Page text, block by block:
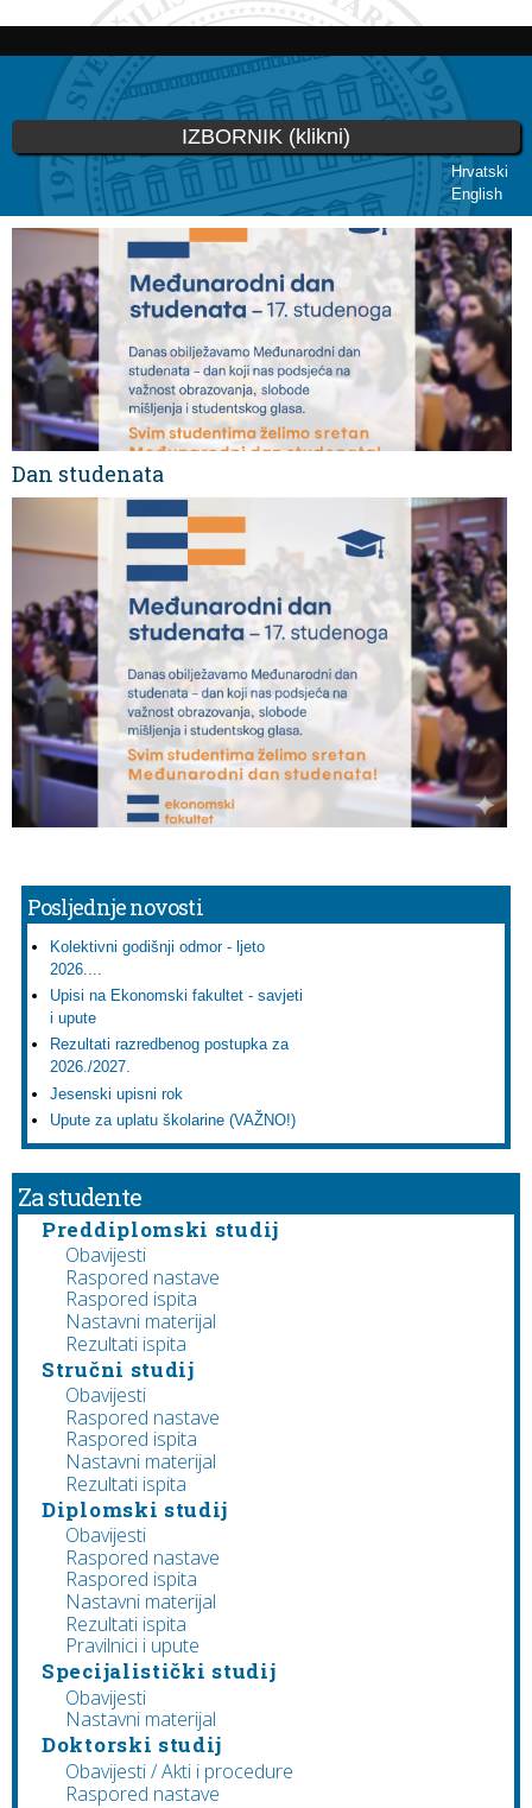
Skoči
glavni
sadržaj
Hrvatski
English
IZBORNIK (klikni)
Vi ste ovdje
Dan studenata
Posljednje novosti
Kolektivni godišnji odmor - ljeto
2026....
Upisi na Ekonomski fakultet - savjeti
i upute
Rezultati razredbenog postupka za
2026./2027.
Jesenski upisni rok
Upute za uplatu školarine (VAŽNO!)
Za studente
Preddiplomski studij
Obavijesti
Raspored nastave
Raspored ispita
Nastavni materijal
Rezultati ispita
Stručni studij
Obavijesti
Raspored nastave
Raspored ispita
Nastavni materijal
Rezultati ispita
Diplomski studij
Obavijesti
Raspored nastave
Raspored ispita
Nastavni materijal
Rezultati ispita
Pravilnici i upute
Specijalistički studij
Obavijesti
Nastavni materijal
Doktorski studij
Obavijesti / Akti i procedure
Raspored nastave